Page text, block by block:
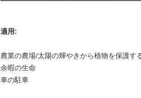
適用:
農業の農場/太陽の輝やきから植物を保護す
余暇の生命
車の駐車